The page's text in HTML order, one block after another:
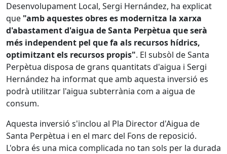
Desenvolupament Local, Sergi Hernández, ha explicat
que "amb aquestes obres es modernitza la xarxa
d'abastament d'aigua de Santa Perpètua que serà
més independent pel que fa als recursos hídrics,
optimitzant els recursos propis". El subsòl de Santa
Perpètua disposa de grans quantitats d'aigua i Sergi
Hernández ha informat que amb aquesta inversió es
podrà utilitzar l'aigua subterrània com a aigua de
consum.
Aquesta inversió s'inclou al Pla Director d'Aigua de
Santa Perpètua i en el marc del Fons de reposició.
L'obra és una mica complicada no tan sols per la durada